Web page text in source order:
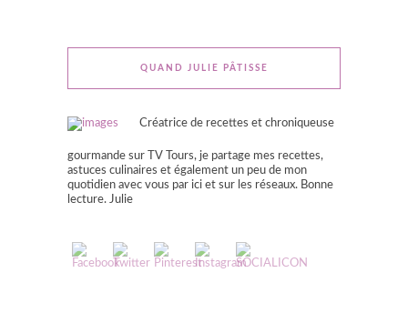
QUAND JULIE PÂTISSE
Créatrice de recettes et chroniqueuse
gourmande sur TV Tours, je partage mes recettes,
astuces culinaires et également un peu de mon
quotidien avec vous par ici et sur les réseaux. Bonne
lecture. Julie